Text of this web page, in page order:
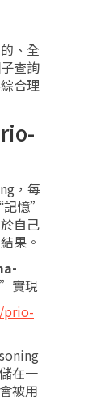
、全
查詢
合理
，每
憶”
自己
果。
實現
prio-
在一
被用